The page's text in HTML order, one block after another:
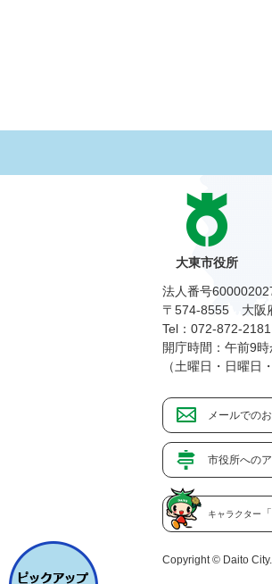
大東市役所
法人番号
〒574-8555 大阪
Tel：072-872-2181
開庁時間：午前9
（土曜日・日曜日
メールでの
市役所への
キャラクター
Copyright © Daito